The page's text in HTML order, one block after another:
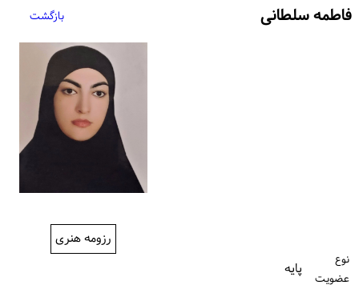
فاطمه سلطانی بازگشت
رزومه هنری
نوع
عضویت
پایه